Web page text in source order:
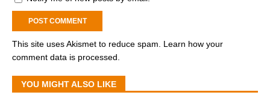
This site uses Akismet to reduce spam. Learn how your
comment data is processed.
YOU MIGHT ALSO LIKE